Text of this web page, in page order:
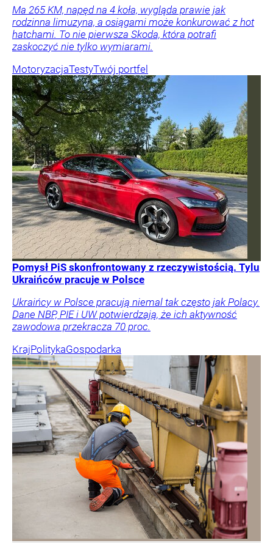
Ma 265 KM, napęd na 4 koła, wygląda prawie jak
rodzinna limuzyna, a osiągami może konkurować z hot
hatchami. To nie pierwsza Skoda, która potrafi
zaskoczyć nie tylko wymiarami.
MotoryzacjaTestyTwój portfel
Pomysł PiS skonfrontowany z rzeczywistością. Tylu
Ukraińców pracuje w Polsce
Ukraińcy w Polsce pracują niemal tak często jak Polacy.
Dane NBP, PIE i UW potwierdzają, że ich aktywność
zawodowa przekracza 70 proc.
KrajPolitykaGospodarka